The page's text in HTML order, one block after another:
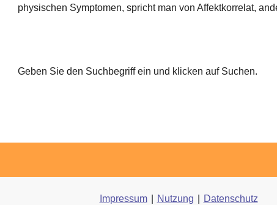
physischen Symptomen, spricht man von Affektkorrelat,
Geben Sie den Suchbegriff ein und klicken auf Suchen.
Impressum Nutzung Datenschutz